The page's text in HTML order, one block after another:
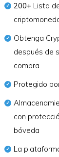
200+ Lista
Obtenga
después de
compra
Protegido
con
bóveda
La